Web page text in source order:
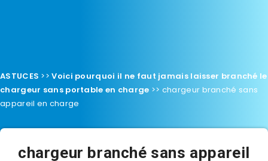
ASTUCES >>Voici pourquoi il ne faut jamais laisser branché le
chargeur sans portable en charge >> chargeur branché sans
appareil en charge
chargeur branché sans appareil